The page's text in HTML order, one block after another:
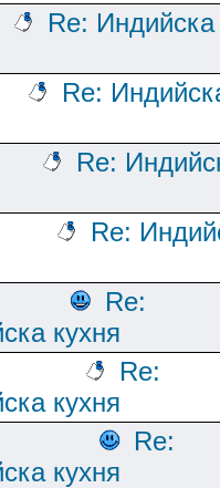
Re: Индийска
Re:
Re:
Re:
Re:
кухня
Re:
кухня
Re:
кухня